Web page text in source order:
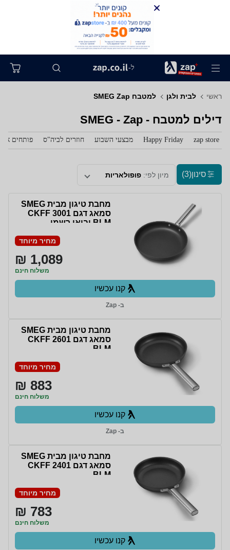
ל-
ראשי לבית ולגן למטבח SMEG Zap
דילים למטבח - SMEG - Zap
zap store
Happy Friday מבצעי השבוע חוזרים לביה"ס פותחים את
סינון(3) מיון לפי: פופולאריות
מחבת טיגון מבית SMEG
סמאג דגם CKFF 3001
BLM יבואן רשמי
מחיר מיוחד
1,089 ₪
משלוח חינם
קנו עכשיו
ב- Zap
מחבת טיגון מבית SMEG
סמאג דגם CKFF 2601
BLM
מחיר מיוחד
883 ₪
משלוח חינם
קנו עכשיו
ב- Zap
מחבת טיגון מבית SMEG
סמאג דגם CKFF 2401
BLM
מחיר מיוחד
783 ₪
משלוח חינם
קנו עכשיו